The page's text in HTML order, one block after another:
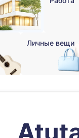
Личные вещи